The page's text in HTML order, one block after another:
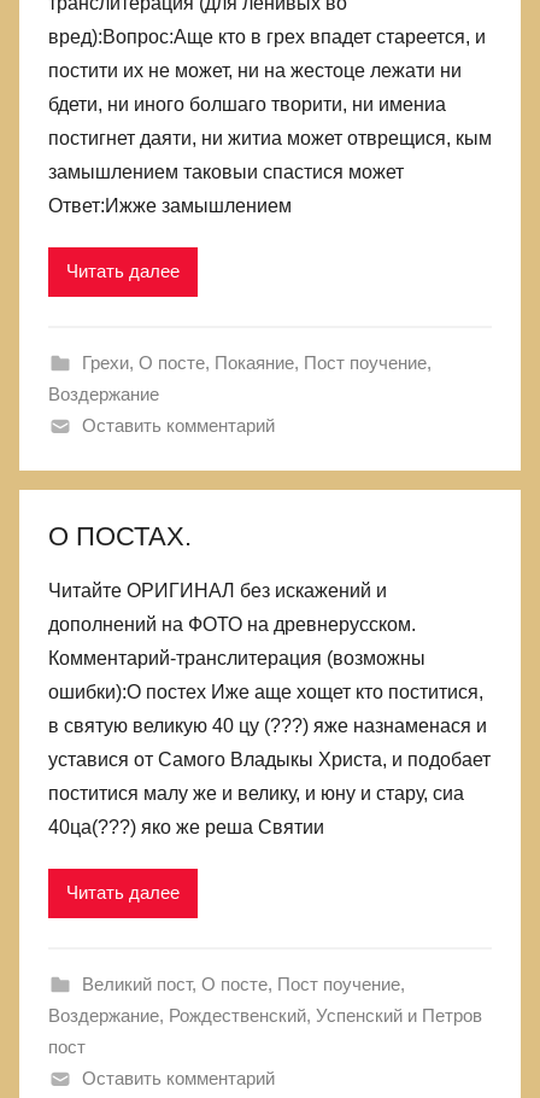
вред):Вопрос:Аще кто в грех впадет стареется, и
постити их не может, ни на жестоце лежати ни
бдети, ни иного болшаго творити, ни имениа
постигнет даяти, ни житиа может отврещися, кым
замышлением таковыи спастися может
Ответ:Ижже замышлением
Читать далее
Грехи, О посте, Покаяние, Пост поучение,
Воздержание
Оставить комментарий
О ПОСТАХ.
Читайте ОРИГИНАЛ без искажений и
дополнений на ФОТО на древнерусском.
Комментарий-транслитерация (возможны
ошибки):О постех Иже аще хощет кто поститися,
в святую великую 40 цу (???) яже назнаменася и
уставися от Самого Владыкы Христа, и подобает
поститися малу же и велику, и юну и стару, сиа
40ца(???) яко же реша Святии
Читать далее
Великий пост, О посте, Пост поучение,
Воздержание, Рождественский, Успенский и Петров
пост
Оставить комментарий